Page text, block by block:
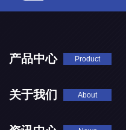
产品中心 Product
关于我们 About